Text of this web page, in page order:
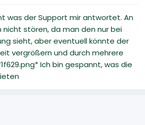
was der Support mir antwortet. An
nicht stören, da man den nur bei
sieht, aber eventuell könnte der
vergrößern und durch mehrere
Ich bin gespannt, was die